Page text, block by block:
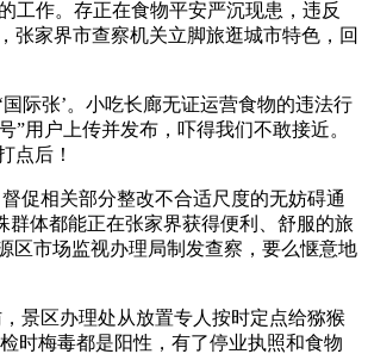
工作。存正在食物平安严沉现患，违反
张家界市查察机关立脚旅逛城市特色，回
际张’。小吃长廊无证运营食物的违法行
用户上传并发布，吓得我们不敢接近。
点后！
促相关部分整改不合适尺度的无妨碍通
体都能正在张家界获得便利、舒服的旅
区市场监视办理局制发查察，要么惬意地
景区办理处从放置专人按时定点给猕猴
时梅毒都是阳性，有了停业执照和食物